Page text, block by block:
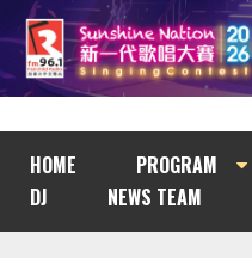
HOME PROGRAM
DJ
NEWS TEAM